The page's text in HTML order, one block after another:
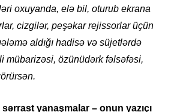
oxuyanda, elə bil, oturub ekrana
cizgilər, peşəkar rejissorlar üçün
aldığı hadisə və süjetlərdə
mübarizəsi, özünüdərk fəlsəfəsi,
yanaşmalar – onun yazıçı